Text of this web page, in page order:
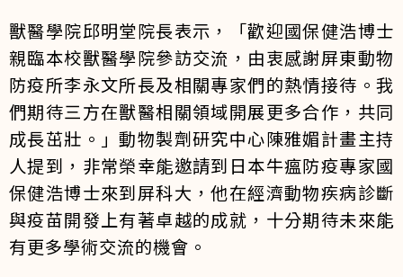
獸醫學院邱明堂院長表示，「歡迎國保健浩博士
親臨本校獸醫學院參訪交流，由衷感謝屏東動物
防疫所李永文所長及相關專家們的熱情接待。我
們期待三方在獸醫相關領域開展更多合作，共同
成長茁壯。」動物製劑研究中心陳雅媚計畫主持
人提到，非常榮幸能邀請到日本牛瘟防疫專家國
保健浩博士來到屏科大，他在經濟動物疾病診斷
與疫苗開發上有著卓越的成就，十分期待未來能
有更多學術交流的機會。